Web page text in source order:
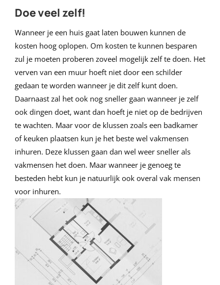
Doe veel zelf!
Wanneer je een huis gaat laten bouwen kunnen de
kosten hoog oplopen. Om kosten te kunnen besparen
zul je moeten proberen zoveel mogelijk zelf te doen. Het
verven van een muur hoeft niet door een schilder
gedaan te worden wanneer je dit zelf kunt doen.
Daarnaast zal het ook nog sneller gaan wanneer je zelf
ook dingen doet, want dan hoeft je niet op de bedrijven
te wachten. Maar voor de klussen zoals een badkamer
of keuken plaatsen kun je het beste wel vakmensen
inhuren. Deze klussen gaan dan wel weer sneller als
vakmensen het doen. Maar wanneer je genoeg te
besteden hebt kun je natuurlijk ook overal vak mensen
voor inhuren.